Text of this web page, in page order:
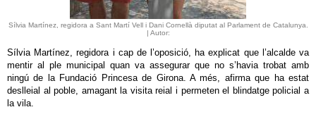
Sílvia Martínez, regidora a Sant Martí Vell i Dani Cornellà diputat al Parlament de Catalunya.
| Autor:
Sílvia Martínez, regidora i cap de l’oposició, ha explicat que l’alcalde va
mentir al ple municipal quan va assegurar que no s’havia trobat amb
ningú de la Fundació Princesa de Girona. A més, afirma que ha estat
deslleial al poble, amagant la visita reial i permeten el blindatge policial a
la vila.